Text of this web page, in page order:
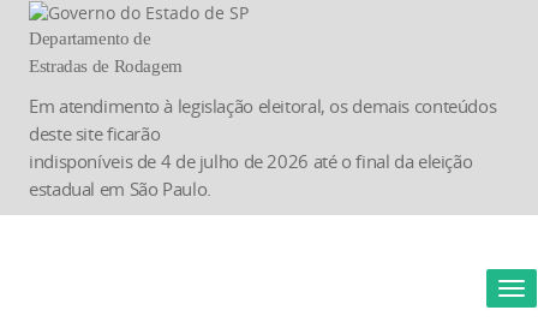
Departamento de
Estradas de Rodagem
Em atendimento à legislação eleitoral, os demais conteúdos
deste site ficarão
indisponíveis de 4 de julho de 2026 até o final da eleição
estadual em São Paulo.